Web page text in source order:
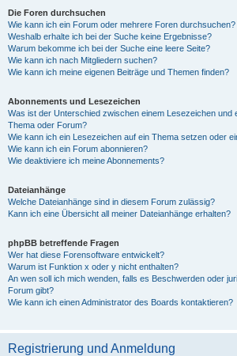
Die Foren durchsuchen
Wie kann ich ein Forum oder mehrere Foren durchsuchen?
Weshalb erhalte ich bei der Suche keine Ergebnisse?
Warum bekomme ich bei der Suche eine leere Seite?
Wie kann ich nach Mitgliedern suchen?
Wie kann ich meine eigenen Beiträge und Themen finden?
Abonnements und Lesezeichen
Was ist der Unterschied zwischen einem Lesezeichen und
Thema oder Forum?
Wie kann ich ein Lesezeichen auf ein Thema setzen oder
Wie kann ich ein Forum abonnieren?
Wie deaktiviere ich meine Abonnements?
Dateianhänge
Welche Dateianhänge sind in diesem Forum zulässig?
Kann ich eine Übersicht all meiner Dateianhänge erhalten?
phpBB betreffende Fragen
Wer hat diese Forensoftware entwickelt?
Warum ist Funktion x oder y nicht enthalten?
An wen soll ich mich wenden, falls es Beschwerden oder
Forum gibt?
Wie kann ich einen Administrator des Boards kontaktieren?
Registrierung und Anmeldung